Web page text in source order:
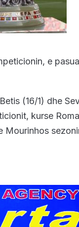
e
(16/1) dhe
kurse
Mourinhos